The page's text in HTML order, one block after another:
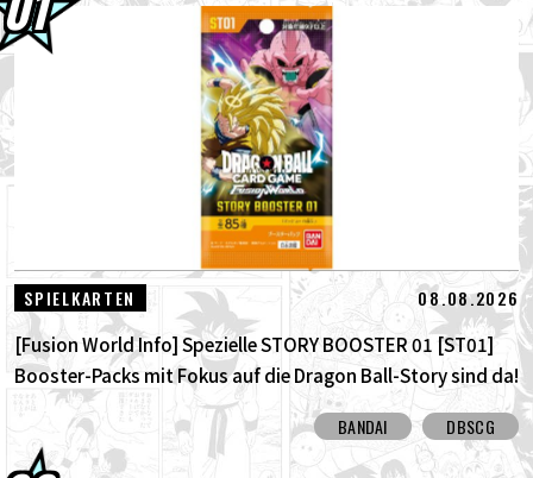
01.08.2026
Dragon Ball Super Divers Battle of Saiyans
Advance Packs jetzt im Angebot!
30.07.2026
DRAGON BALL: Funkelnd! ZEROs neuer,
bahnbrechender NEO- DLC ist da! Sieh...
30.07.2026
[Interview mit Hironobu Kageyama!]
DRAGON BALL: Sparking! Der Titel...
SPIELKARTEN 08.08.2026
[Fusion World Info] Spezielle STORY BOOSTER 01 [ST01]
Booster-Packs mit Fokus auf die Dragon Ball-Story sind da!
Hier sind alle alternativen Karten!
BANDAI DBSCG